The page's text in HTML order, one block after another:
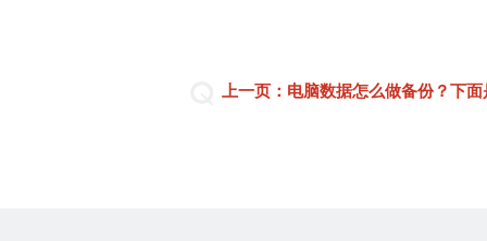
上一页：电脑数据怎么做备份？下